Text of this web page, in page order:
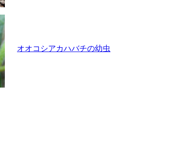
オオコシアカハバチの幼虫